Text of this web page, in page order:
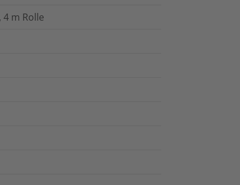
m Rolle